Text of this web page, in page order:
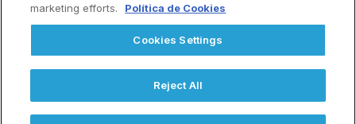
documentación que ayuda a interiorizar lo aprendido.
marketing efforts.
Política de Cookies
Cookies Settings
Reject All